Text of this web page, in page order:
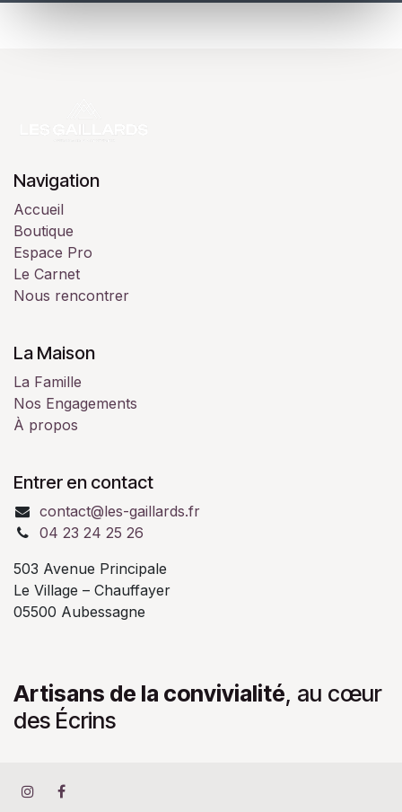
Navigation
Accueil
Boutique
Espace Pro
Le Carnet
Nous rencontrer
La Maison
La Famille
Nos Engagements
À propos
Entrer en contact
contact@les-gaillards.fr
04 23 24 25 26
503 Avenue Principale
Le Village – Chauffayer
05500 Aubessagne
Artisans de la convivialité, au cœur
des Écrins